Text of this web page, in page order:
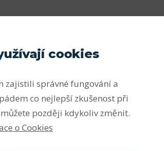
Parametry
Stoupání
Rozměr
cookies
zajistili správné fungování a
co nejlepší zkušenost při
později kdykoliv změnit.
o Cookies